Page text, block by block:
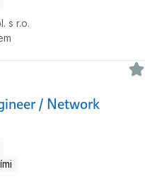
s r.o.
/ Network